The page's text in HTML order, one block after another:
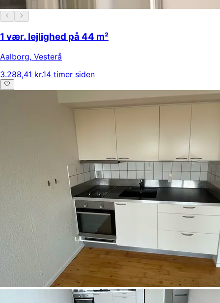
1 vær. lejlighed på 44 m²
Aalborg, Vesterå
3.288,41 kr.14 timer siden